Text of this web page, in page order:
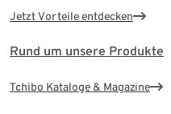
Jetzt Vorteile entdecken
Rund um unsere Produkte
Tchibo Kataloge & Magazine